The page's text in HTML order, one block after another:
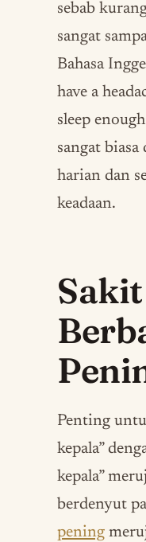
sebab
sangat
Bahasa
have a
sleep
sangat biasa
harian dan
keadaan.
Penting
kepala”
kepala”
berdenyut
pening